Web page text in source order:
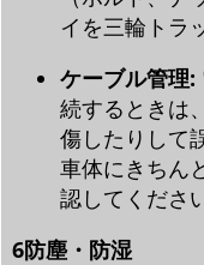
イを三輪トラ
ケーブル管理:
続するときは
傷したりして
車体にきちん
認してください
6防塵・防湿